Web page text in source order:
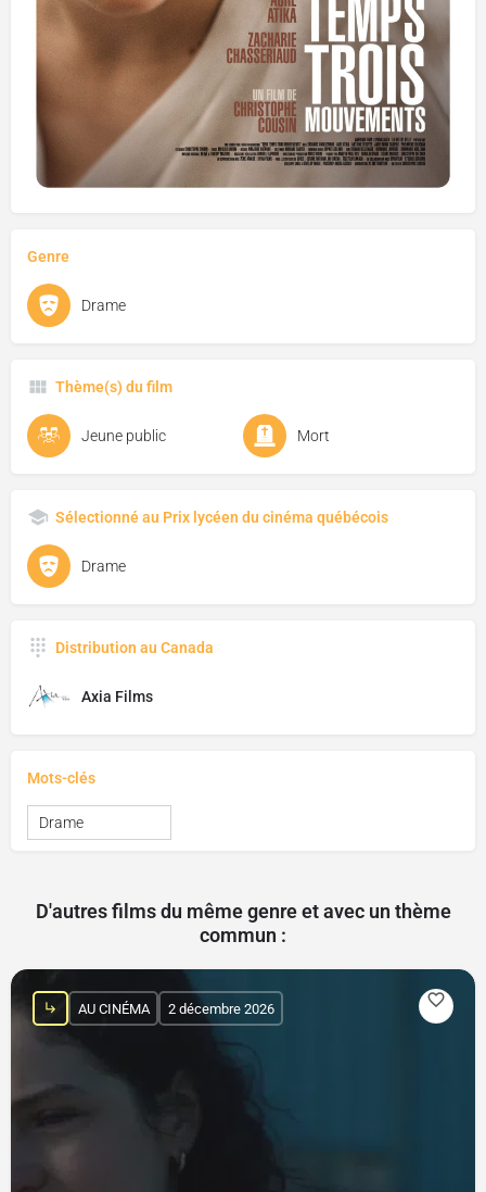
Genre
Drame
Thème(s) du film
Jeune public Mort
Sélectionné au Prix lycéen du cinéma québécois
Drame
Distribution au Canada
Axia Films
Mots-clés
Drame
D'autres films du même genre et avec un thème
commun :
AU CINÉMA 2 décembre 2026